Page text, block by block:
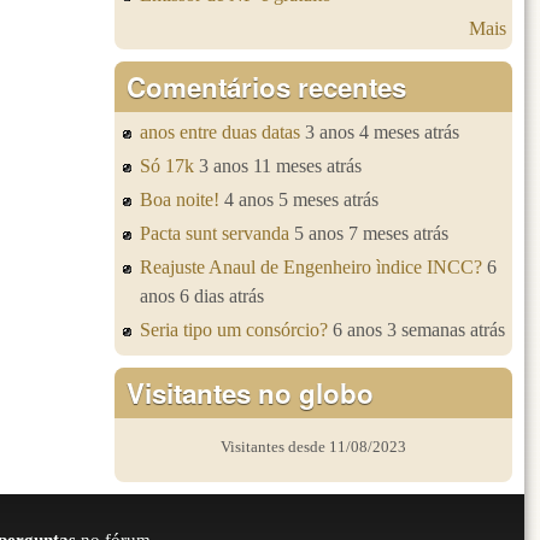
Mais
Comentários recentes
anos entre duas datas 3 anos 4 meses atrás
Só 17k 3 anos 11 meses atrás
Boa noite! 4 anos 5 meses atrás
Pacta sunt servanda 5 anos 7 meses atrás
Reajuste Anaul de Engenheiro ìndice INCC? 6
anos 6 dias atrás
Seria tipo um consórcio? 6 anos 3 semanas atrás
Visitantes no globo
Visitantes desde 11/08/2023